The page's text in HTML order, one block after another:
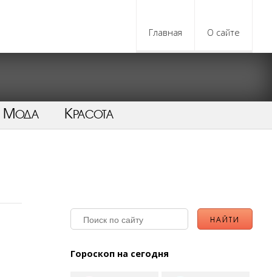
Главная О сайте
Мода Красота
Гороскоп на сегодня